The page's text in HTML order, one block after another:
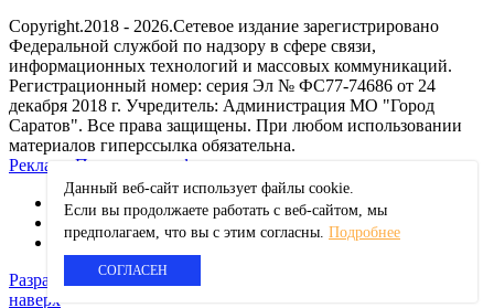
Copyright.2018 - 2026.Сетевое издание зарегистрировано
Федеральной службой по надзору в сфере связи,
информационных технологий и массовых коммуникаций.
Регистрационный номер: серия Эл № ФС77-74686 от 24
декабря 2018 г. Учредитель: Администрация МО "Город
Саратов". Все права защищены. При любом использовании
материалов гиперссылка обязательна.
Реклама
Политика конфиденциальности
vk
Разработка сайта
наверх
Данный веб-сайт использует файлы сookie.
Если вы продолжаете работать с веб-сайтом, мы
предполагаем, что вы с этим согласны. Подробнее
СОГЛАСЕН